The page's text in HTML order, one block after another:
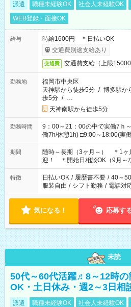
派遣 職種未経験OK 社会人未経験OK
WEB登録・面接OK
給与
時給1600円 ＊日払いOK
交通費別途支給あり
交通費 交通費支給（上限15000
勤務地
福岡市中央区
天神駅から徒歩5分 / 博多駅か
歩5分 / …
天神南駅から徒歩5分
勤務時間
9：00～21：00の中で実働7ｈ～ ＜シフト例＞ □9:00～17:00(実
働7h/休憩1h) □9:00～18:00(実
働8h/休憩1h) □11:00～20:00(
働7h/休憩1h) □12:00～21:00(実働7h/休憩
る時間帯！
期間
随時～長期（3ヶ月～） ＊1
迎！ ＊開始日相談OK（9月～
特徴 日払いOK / 履歴書不要 / 40～
服装自由 / シフト勤務 / 電話対
気になる！ 応募す
未読
50代～60代活躍♬8～12時の
OK・土日休み・週2～3日相
派遣 職種未経験OK 社会人未経験OK